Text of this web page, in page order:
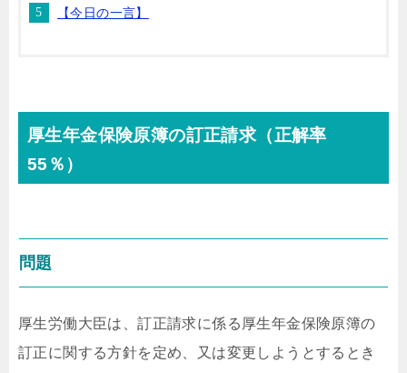
【今日の一言】
厚生年金保険原簿の訂正請求（正解率
55％）
問題
厚生労働大臣は、訂正請求に係る厚生年金保険原簿の
訂正に関する方針を定め、又は変更しようとするとき